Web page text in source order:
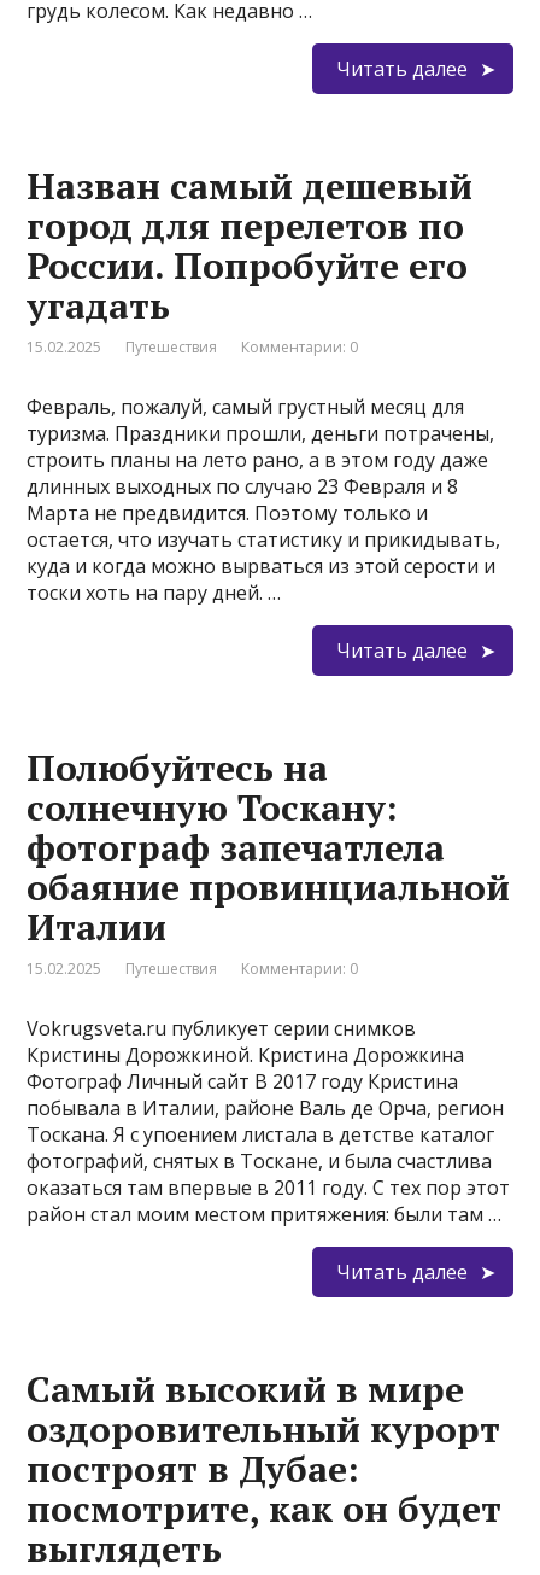
грудь колесом. Как недавно …
Читать далее
Назван самый дешевый
город для перелетов по
России. Попробуйте его
угадать
15.02.2025 Путешествия Комментарии: 0
Февраль, пожалуй, самый грустный месяц для
туризма. Праздники прошли, деньги потрачены,
строить планы на лето рано, а в этом году даже
длинных выходных по случаю 23 Февраля и 8
Марта не предвидится. Поэтому только и
остается, что изучать статистику и прикидывать,
куда и когда можно вырваться из этой серости и
тоски хоть на пару дней. …
Читать далее
Полюбуйтесь на
солнечную Тоскану:
фотограф запечатлела
обаяние провинциальной
Италии
15.02.2025 Путешествия Комментарии: 0
Vokrugsveta.ru публикует серии снимков
Кристины Дорожкиной. Кристина Дорожкина
Фотограф Личный сайт В 2017 году Кристина
побывала в Италии, районе Валь де Орча, регион
Тоскана. Я с упоением листала в детстве каталог
фотографий, снятых в Тоскане, и была счастлива
оказаться там впервые в 2011 году. С тех пор этот
район стал моим местом притяжения: были там …
Читать далее
Самый высокий в мире
оздоровительный курорт
построят в Дубае:
посмотрите, как он будет
выглядеть